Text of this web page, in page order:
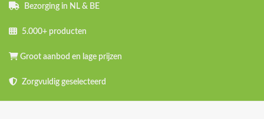
Bezorging in NL & BE
5.000+ producten
Groot aanbod en lage prijzen
Zorgvuldig geselecteerd